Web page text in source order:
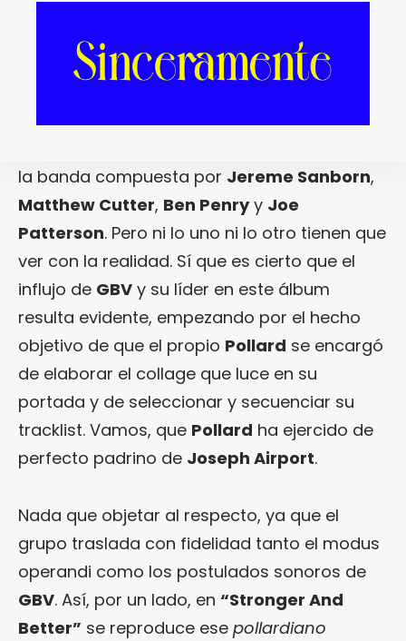
“Stronger And Better”(Tsunami Patrol
Music / Mascarpone, 2014), es un disco de
Guided By Voicesbajo otra denominación,
podría colar que se trata de un disco de
la banda compuesta por Jereme Sanborn,
Matthew Cutter, Ben Penryy Joe
Patterson. Pero ni lo uno ni lo otro tienen que
ver con la realidad. Sí que es cierto que el
influjo de GBV y su líder en este álbum
resulta evidente, empezando por el hecho
objetivo de que el propio Pollard se encargó
de elaborar el collage que luce en su
portada y de seleccionar y secuenciar su
tracklist. Vamos, que Pollard ha ejercido de
perfecto padrino de Joseph Airport.
Nada que objetar al respecto, ya que el
grupo traslada con fidelidad tanto el modus
operandi como los postulados sonoros de
GBV. Así, por un lado, en “Stronger And
Better” se reproduce ese pollardiano